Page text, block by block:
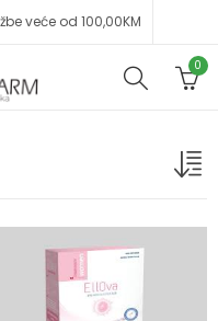
veće od 100,00KM
0